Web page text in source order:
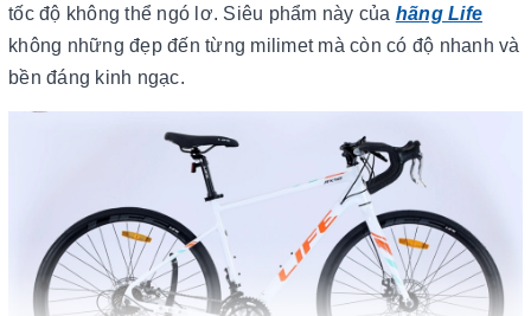
tốc độ không thể ngó lơ. Siêu phẩm này của hãng Life
không những đẹp đến từng milimet mà còn có độ nhanh và
bền đáng kinh ngạc.